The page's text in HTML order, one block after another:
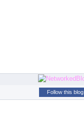
Follow this blog